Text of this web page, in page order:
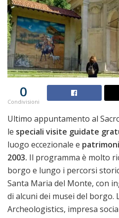
0
Condivisioni
Ultimo appuntamento al
le speciali visite guidate
luogo eccezionale e
2003. Il programma è molto
borgo e lungo i percorsi
Santa Maria del Monte, con
di alcuni dei musei del borgo.
Archeologistics, impresa